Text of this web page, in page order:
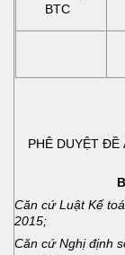
BTC
PHÊ DUYỆT ĐỀ
Căn cứ Luật Kế
2015;
Căn cứ Nghị định